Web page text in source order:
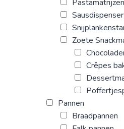
Pastamatrijzen
Zoete
Crêpes
Pannen
Braadpannen